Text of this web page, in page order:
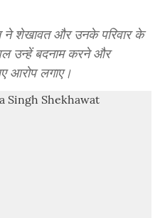
शेखावत और उनके परिवार के
उन्हें बदनाम करने और
आरोप लगाए।